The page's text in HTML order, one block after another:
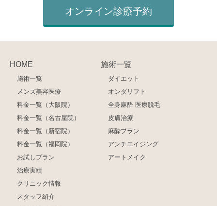
オンライン診療予約
HOME
施術一覧
メンズ美容医療
料金一覧（大阪院）
料金一覧（名古屋院）
料金一覧（新宿院）
料金一覧（福岡院）
お試しプラン
治療実績
クリニック情報
スタッフ紹介
施術一覧
ダイエット
オンダリフト
全身麻酔 医療脱毛
皮膚治療
麻酔プラン
アンチエイジング
アートメイク